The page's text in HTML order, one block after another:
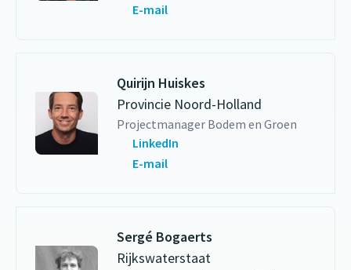
E-mail
Quirijn Huiskes
Provincie Noord-Holland
Projectmanager Bodem en Groen
LinkedIn
E-mail
Sergé Bogaerts
Rijkswaterstaat